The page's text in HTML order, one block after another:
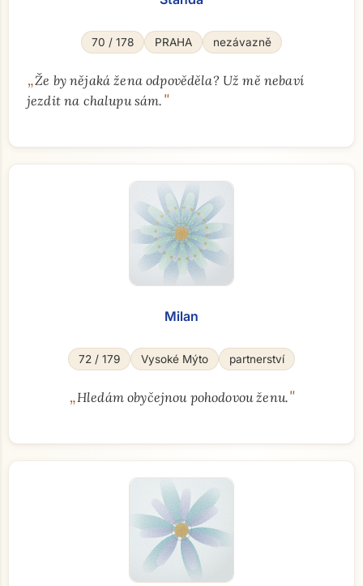
70 / 178 PRAHA nezávazně
„Že by nějaká žena odpověděla? Už mě nebaví
jezdit na chalupu sám. "
Milan
72 / 179 Vysoké Mýto partnerství
„Hledám obyčejnou pohodovou ženu."